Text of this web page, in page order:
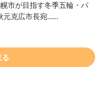
市が目指す冬季五輪・パ
元克広市長宛……
る